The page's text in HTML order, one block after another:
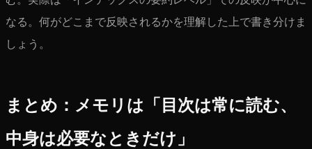
なる。何がどこまで反映されるかを理解した上で書き分けま
しょう。
まとめ：メモリは「目次は常に読む、
中身は必要なときだけ」